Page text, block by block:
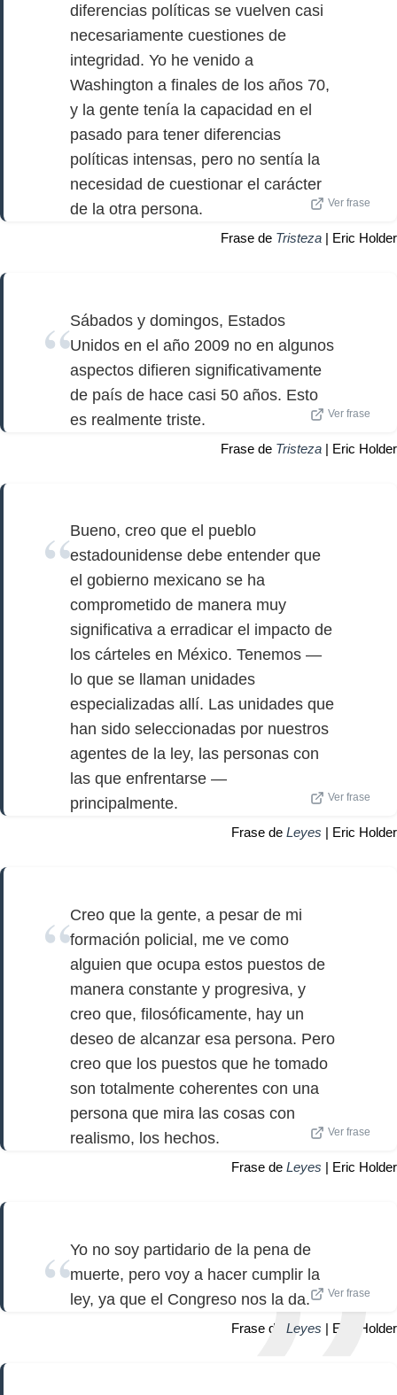
diferencias políticas se vuelven casi
necesariamente cuestiones de
integridad. Yo he venido a
Washington a finales de los años 70,
y la gente tenía la capacidad en el
pasado para tener diferencias
políticas intensas, pero no sentía la
necesidad de cuestionar el carácter
de la otra persona.
Ver frase
Frase de Tristeza | Eric Holder
Sábados y domingos, Estados
Unidos en el año 2009 no en algunos
aspectos difieren significativamente
de país de hace casi 50 años. Esto
es realmente triste.
Ver frase
Frase de Tristeza | Eric Holder
Bueno, creo que el pueblo
estadounidense debe entender que
el gobierno mexicano se ha
comprometido de manera muy
significativa a erradicar el impacto de
los cárteles en México. Tenemos —
lo que se llaman unidades
especializadas allí. Las unidades que
han sido seleccionadas por nuestros
agentes de la ley, las personas con
las que enfrentarse —
principalmente.
Ver frase
Frase de Leyes | Eric Holder
Creo que la gente, a pesar de mi
formación policial, me ve como
alguien que ocupa estos puestos de
manera constante y progresiva, y
creo que, filosóficamente, hay un
deseo de alcanzar esa persona. Pero
creo que los puestos que he tomado
son totalmente coherentes con una
persona que mira las cosas con
realismo, los hechos.
Ver frase
Frase de Leyes | Eric Holder
Yo no soy partidario de la pena de
muerte, pero voy a hacer cumplir la
ley, ya que el Congreso nos la da.
Ver frase
Frase de Leyes | Eric Holder